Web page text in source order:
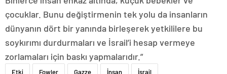
çocuklar. Bunu değiştirmenin tek yolu da insanların
dünyanın dört bir yanında birleşerek yetkililere bu
soykırımı durdurmaları ve İsrail’i hesap vermeye
zorlamaları için baskı yapmalarıdır.”
Etki Fowler Gazze İnsan İsrail